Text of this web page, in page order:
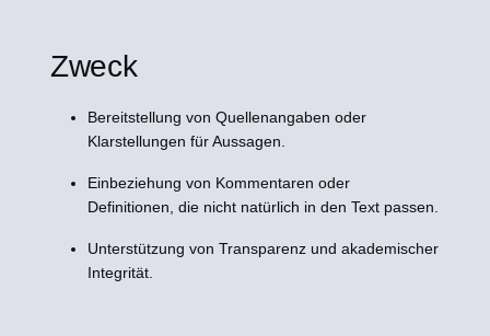
Zweck
Bereitstellung von Quellenangaben oder
Klarstellungen für Aussagen.
Einbeziehung von Kommentaren oder
Definitionen, die nicht natürlich in den Text passen.
Unterstützung von Transparenz und akademischer
Integrität.